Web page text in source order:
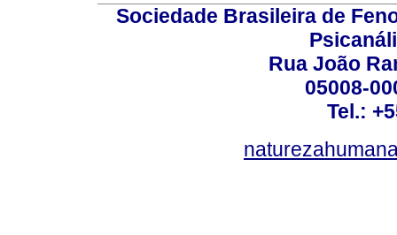
Sociedade Brasileira de
Rua João
05008-
Tel.: